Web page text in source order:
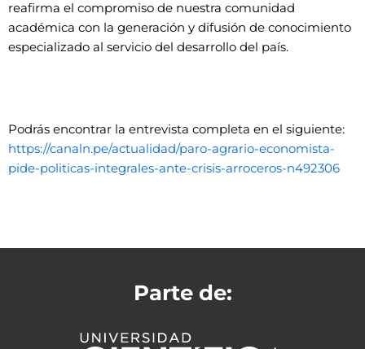
reafirma el compromiso de nuestra comunidad
académica con la generación y difusión de conocimiento
especializado al servicio del desarrollo del país.
Podrás encontrar la entrevista completa en el siguiente:
https://canaln.pe/actualidad/paro-agrario-economista-
pide-politicas-integrales-ante-crisis-arroceros-n492306
Parte de: